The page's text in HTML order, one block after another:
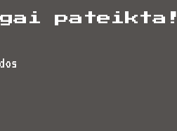
pateikta!